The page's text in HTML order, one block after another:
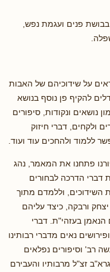
פנים ועגמת נפש,
על שידוכיהם של האבות
להקיף פן נוסף בנושא
נושאים ונקודות, סיפורים
ולקחים, דברי חיזוק
ללמוד ולהחכים עוד ועוד.
פתחנו את המאמר, נהג
הדרכה לבחורים
השידוכים, וללמדם מתוך
ורבקה, כיצד עליהם
הנאמן בעזהי"ת. דברי
נאים מדברי רבותינו
רב' וסיפורים נפלאים
זצ"ל מרבותיו והעבירם